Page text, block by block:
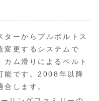
ターからプルボルトス
変更するシステムで
ム滑りによるベルト
能です。2008年以降
します。